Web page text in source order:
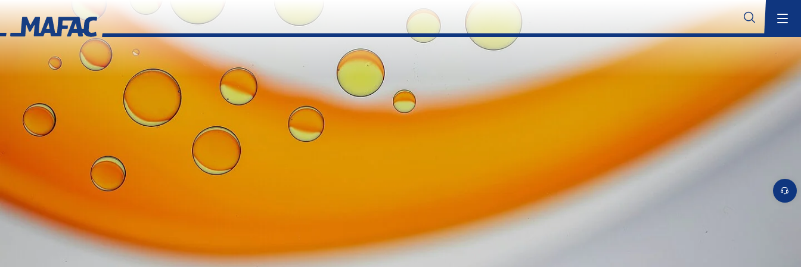
Suchen
Industrielle Bauteilreinigung
Übersicht
MAFAC Technologien
MAFAC Kinematik
MAFAC Vacuum Activated Purification (VAP)
MAFAC rotierender Ultraschall
Konventioneller Ultraschall
Branchenkompetenz
Übersicht
Reinigungslösungen für die Additive Fertigung
Anwendungsbereiche für die Additive Fertigung
MAFAC Technologien für validierbare Reinigung in der additiven Fertigung
Übersicht additive Verfahren